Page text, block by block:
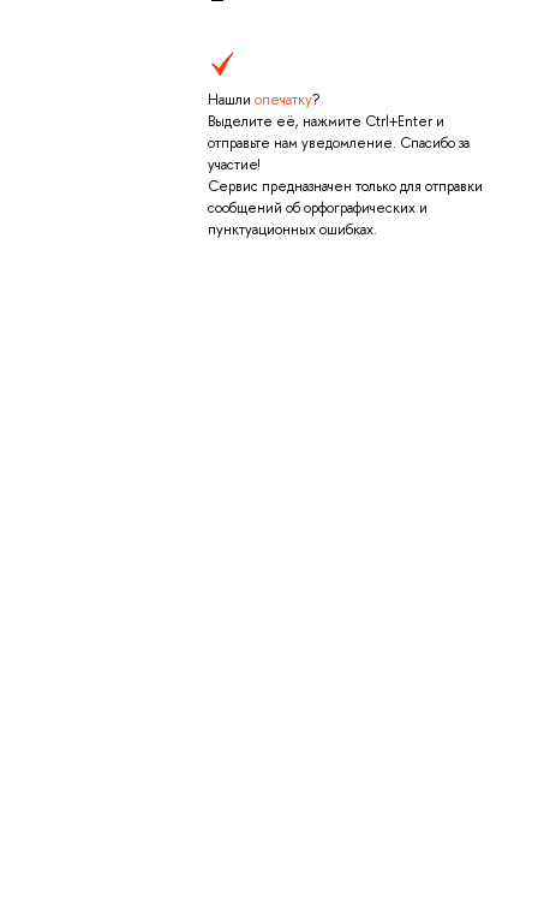
Нашли опечатку?
Выделите её, нажмите Ctrl+Enter и
отправьте нам уведомление. Спасибо за
участие!
Сервис предназначен только для отправки
сообщений об орфографических и
пунктуационных ошибках.